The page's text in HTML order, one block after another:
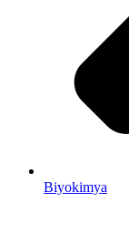
Biyokimya